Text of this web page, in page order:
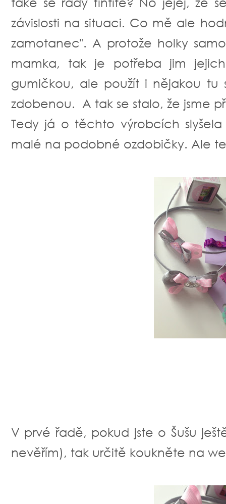
závislosti na situaci. Co mě ale
zamotanec". A protože holky
mamka, tak je potřeba jim
gumičkou, ale použít i nějakou tu
zdobenou. A tak se stalo, že jsme
Tedy já o těchto výrobcích
malé na podobné ozdobičky. Ale
V prvé řadě, pokud jste o Šušu
nevěřím), tak určitě koukněte na